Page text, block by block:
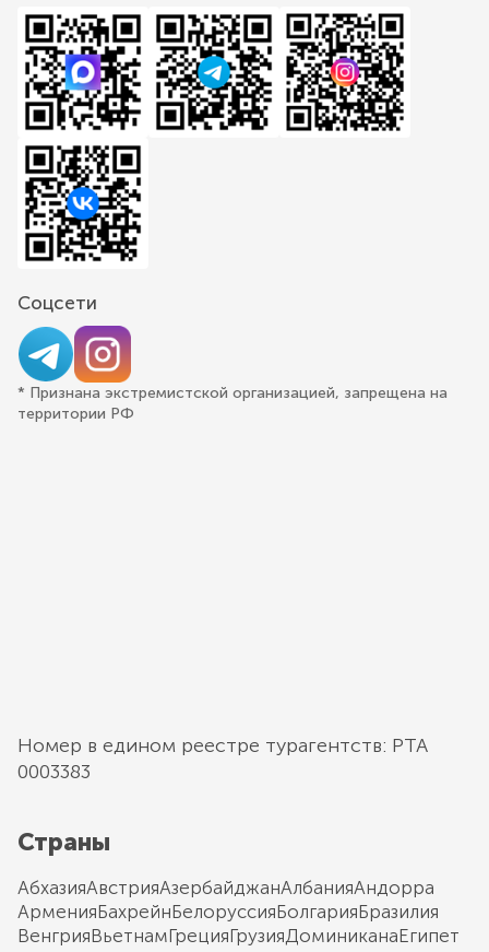
Соцсети
* Признана экстремистской организацией, запрещена на
территории РФ
Номер в едином реестре турагентств: РТА
0003383
Страны
АбхазияАвстрияАзербайджанАлбанияАндорра
АрменияБахрейнБелоруссияБолгарияБразилия
ВенгрияВьетнамГрецияГрузияДоминиканаЕгипет